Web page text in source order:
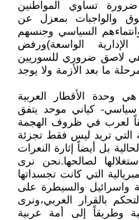
ضرورة تساوي المواطنين
والواجبات بمعزل عن
السياسي وجنسهم
الواسعة)ورفض
هي لاصق ضروري للسوريين
ما بعد الأزمة ولا يوجد
هي وحدة الأقطار العربية
كياني موحد يتفق
لعرب في ظروف الهجمة
التي تريد ليس فقط تجزئة
بل أيضاً إثارة النعرات
لصالحها.نحن نرى
التي كانت تجسداتها
واسرائيل والسيطرة على
بالقرار العربي،ونرى
وطريقاً إلى أمة عربية